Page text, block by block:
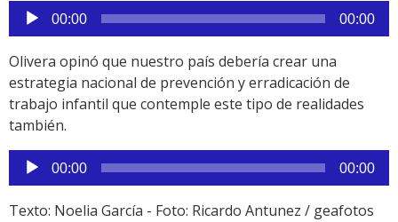
Reproductor
de
audio
00:00 00:00
Olivera opinó que nuestro país debería crear una
estrategia nacional de prevención y erradicación de
trabajo infantil que contemple este tipo de realidades
también.
Reproductor
de
audio
00:00 00:00
Texto: Noelia García - Foto: Ricardo Antunez / geafotos